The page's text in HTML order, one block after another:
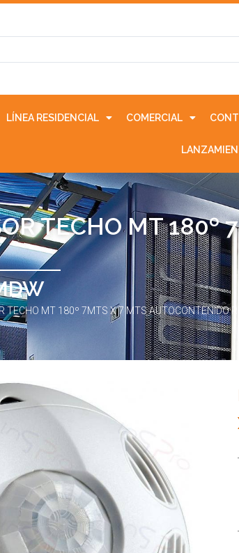
LÍNEA RESIDENCIAL COMERCIAL
TECHO MT 180º
TECHO MT 180º 7MTS X 7 MTS AUTOCONTENIDO